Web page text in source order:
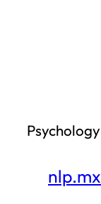
Psychology
nlp.mx